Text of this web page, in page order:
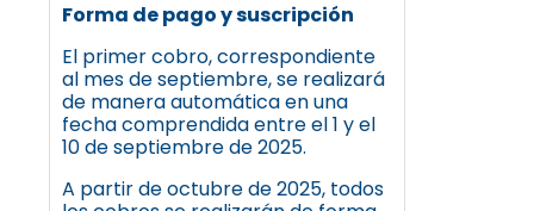
Forma de pago y suscripción
El primer cobro, correspondiente
al mes de septiembre, se realizará
de manera automática en una
fecha comprendida entre el 1 y el
10 de septiembre de 2025.
A partir de octubre de 2025, todos